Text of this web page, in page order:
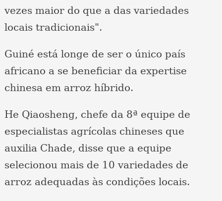
vezes maior do que a das variedades
locais tradicionais".
Guiné está longe de ser o único país
africano a se beneficiar da expertise
chinesa em arroz híbrido.
He Qiaosheng, chefe da 8ª equipe de
especialistas agrícolas chineses que
auxilia Chade, disse que a equipe
selecionou mais de 10 variedades de
arroz adequadas às condições locais.